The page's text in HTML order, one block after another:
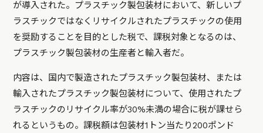
が導入された。プラスチック製包装材において、新しいプ
ラスチックではなくリサイクルされたプラスチックの使用
を奨励することを目的とした税で、課税対象となるのは、
プラスチック製包装材の生産者と輸入者だ。
内容は、国内で製造されたプラスチック製包装材、または
輸入されたプラスチック製包装材について、使用されたプ
ラスチックのリサイクル率が30%未満の場合に税が課せら
れるというもの。課税額は包装材1トン当たり200ポンド